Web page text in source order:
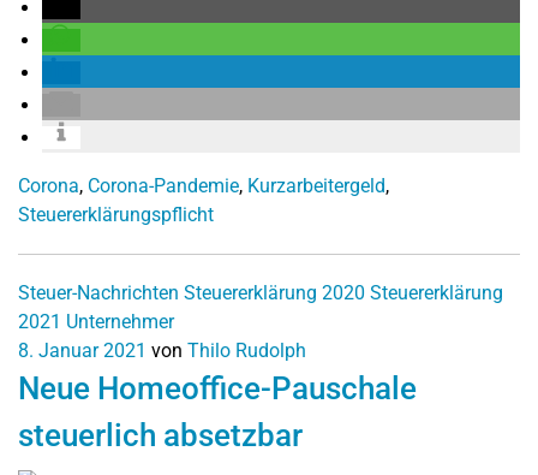
Corona, Corona-Pandemie, Kurzarbeitergeld,
Steuererklärungspflicht
Steuer-Nachrichten Steuererklärung 2020 Steuererklärung
2021 Unternehmer
8. Januar 2021 von Thilo Rudolph
Neue Homeoffice-Pauschale
steuerlich absetzbar